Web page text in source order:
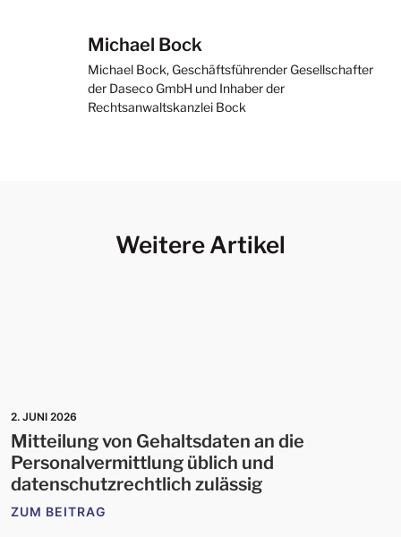
Michael Bock
Michael Bock, Geschäftsführender Gesellschafter
der Daseco GmbH und Inhaber der
Rechtsanwaltskanzlei Bock
Weitere Artikel
2. JUNI 2026
Mitteilung von Gehaltsdaten an die
Personalvermittlung üblich und
datenschutzrechtlich zulässig
ZUM BEITRAG